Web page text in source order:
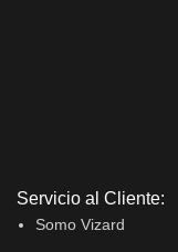
Servicio al Cliente:
Somo Vizard